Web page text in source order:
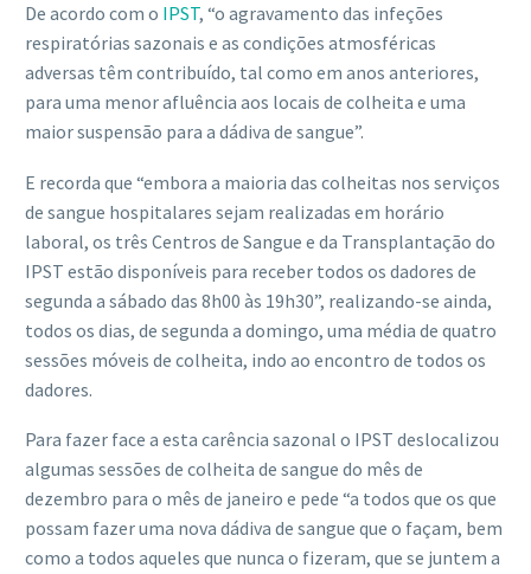
De acordo com o IPST, “o agravamento das infeções
respiratórias sazonais e as condições atmosféricas
adversas têm contribuído, tal como em anos anteriores,
para uma menor afluência aos locais de colheita e uma
maior suspensão para a dádiva de sangue”.
E recorda que “embora a maioria das colheitas nos serviços
de sangue hospitalares sejam realizadas em horário
laboral, os três Centros de Sangue e da Transplantação do
IPST estão disponíveis para receber todos os dadores de
segunda a sábado das 8h00 às 19h30”, realizando-se ainda,
todos os dias, de segunda a domingo, uma média de quatro
sessões móveis de colheita, indo ao encontro de todos os
dadores.
Para fazer face a esta carência sazonal o IPST deslocalizou
algumas sessões de colheita de sangue do mês de
dezembro para o mês de janeiro e pede “a todos que os que
possam fazer uma nova dádiva de sangue que o façam, bem
como a todos aqueles que nunca o fizeram, que se juntem a